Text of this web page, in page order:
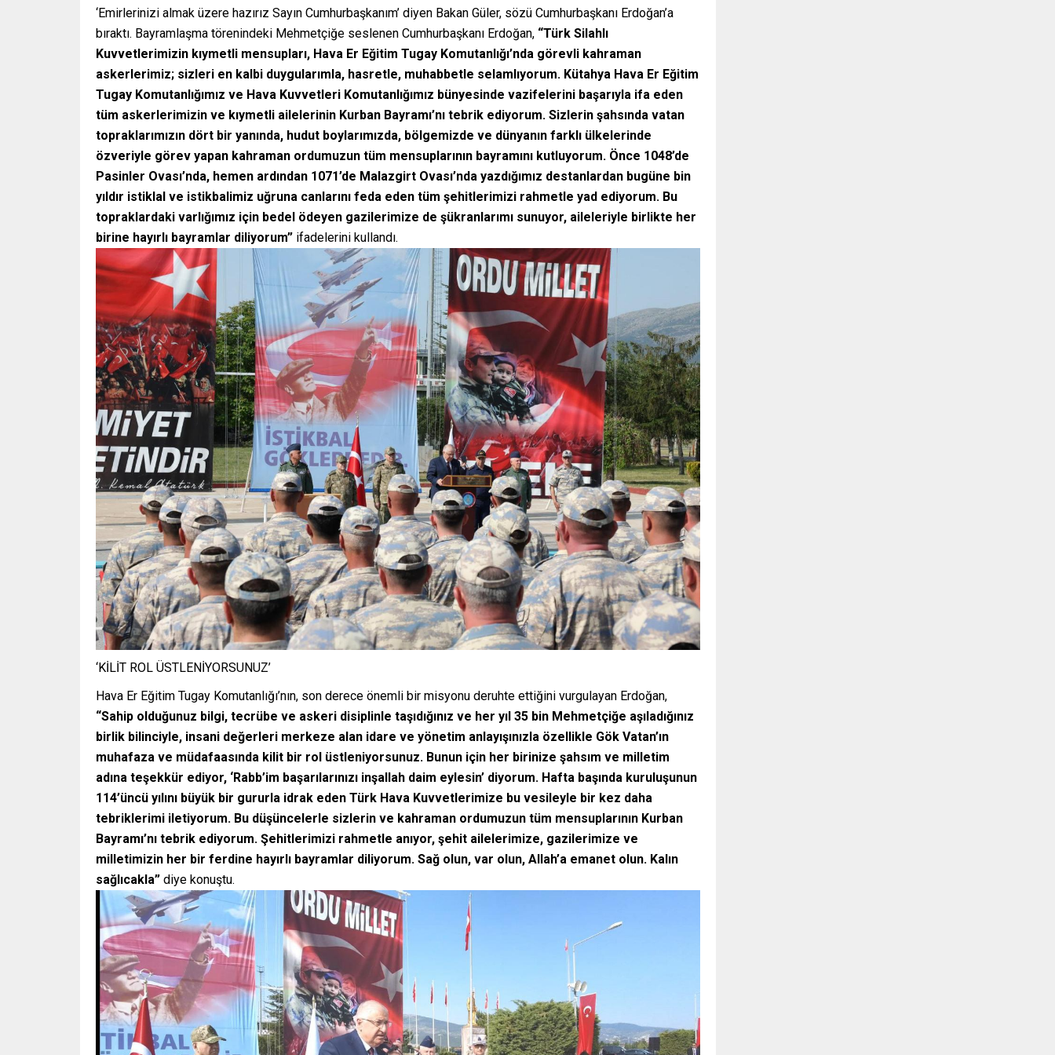
‘Emirlerinizi almak üzere hazırız Sayın Cumhurbaşkanım’ diyen Bakan Güler, sözü Cumhurbaşkanı Erdoğan’a
bıraktı. Bayramlaşma törenindeki Mehmetçiğe seslenen Cumhurbaşkanı Erdoğan, “Türk Silahlı
Kuvvetlerimizin kıymetli mensupları, Hava Er Eğitim Tugay Komutanlığı’nda görevli kahraman
askerlerimiz; sizleri en kalbi duygularımla, hasretle, muhabbetle selamlıyorum. Kütahya Hava Er Eğitim
Tugay Komutanlığımız ve Hava Kuvvetleri Komutanlığımız bünyesinde vazifelerini başarıyla ifa eden
tüm askerlerimizin ve kıymetli ailelerinin Kurban Bayramı’nı tebrik ediyorum. Sizlerin şahsında vatan
topraklarımızın dört bir yanında, hudut boylarımızda, bölgemizde ve dünyanın farklı ülkelerinde
özveriyle görev yapan kahraman ordumuzun tüm mensuplarının bayramını kutluyorum. Önce 1048’de
Pasinler Ovası’nda, hemen ardından 1071’de Malazgirt Ovası’nda yazdığımız destanlardan bugüne bin
yıldır istiklal ve istikbalimiz uğruna canlarını feda eden tüm şehitlerimizi rahmetle yad ediyorum. Bu
topraklardaki varlığımız için bedel ödeyen gazilerimize de şükranlarımı sunuyor, aileleriyle birlikte her
birine hayırlı bayramlar diliyorum” ifadelerini kullandı.
‘KİLİT ROL ÜSTLENİYORSUNUZ’
Hava Er Eğitim Tugay Komutanlığı’nın, son derece önemli bir misyonu deruhte ettiğini vurgulayan Erdoğan,
“Sahip olduğunuz bilgi, tecrübe ve askeri disiplinle taşıdığınız ve her yıl 35 bin Mehmetçiğe aşıladığınız
birlik bilinciyle, insani değerleri merkeze alan idare ve yönetim anlayışınızla özellikle Gök Vatan’ın
muhafaza ve müdafaasında kilit bir rol üstleniyorsunuz. Bunun için her birinize şahsım ve milletim
adına teşekkür ediyor, ‘Rabb’im başarılarınızı inşallah daim eylesin’ diyorum. Hafta başında kuruluşunun
114’üncü yılını büyük bir gururla idrak eden Türk Hava Kuvvetlerimize bu vesileyle bir kez daha
tebriklerimi iletiyorum. Bu düşüncelerle sizlerin ve kahraman ordumuzun tüm mensuplarının Kurban
Bayramı’nı tebrik ediyorum. Şehitlerimizi rahmetle anıyor, şehit ailelerimize, gazilerimize ve
milletimizin her bir ferdine hayırlı bayramlar diliyorum. Sağ olun, var olun, Allah’a emanet olun. Kalın
sağlıcakla” diye konuştu.